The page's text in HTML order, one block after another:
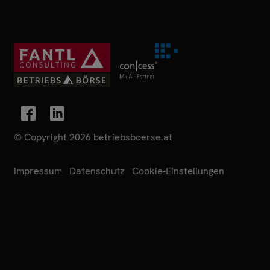
© Copyright 2026 betriebsboerse.at
Impressum Datenschutz Cookie-Einstellungen